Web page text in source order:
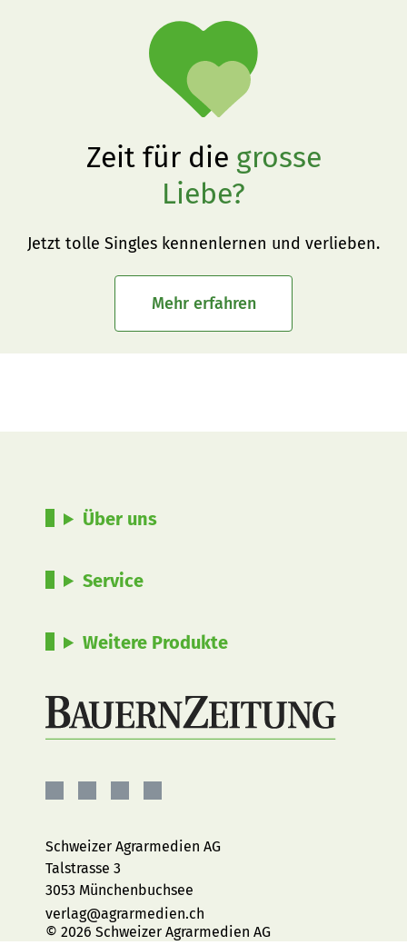
Zeit für die grosse
Liebe?
Jetzt tolle Singles kennenlernen und verlieben.
Mehr erfahren
Über uns
Service
Weitere Produkte
Facebook
Instagram
YouTubeLinkedIn
Schweizer Agrarmedien AG
Talstrasse 3
3053 Münchenbuchsee
verlag@agrarmedien.ch
© 2026 Schweizer Agrarmedien AG